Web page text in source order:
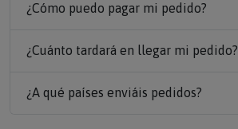
¿Cómo puedo pagar mi pedido?
¿Cuánto tardará en llegar mi pedido?
¿A qué países enviáis pedidos?